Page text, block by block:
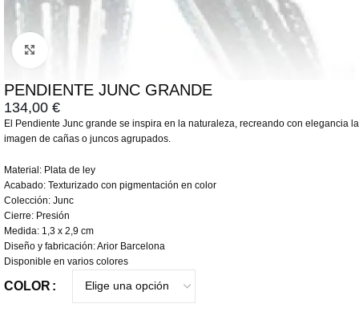
PENDIENTE JUNC GRANDE
134,00 €
El Pendiente Junc grande se inspira en la naturaleza, recreando con elegancia la
imagen de cañas o juncos agrupados.
Material: Plata de ley
Acabado: Texturizado con pigmentación en color
Colección: Junc
Cierre: Presión
Medida: 1,3 x 2,9 cm
Diseño y fabricación: Arior Barcelona
Disponible en varios colores
COLOR